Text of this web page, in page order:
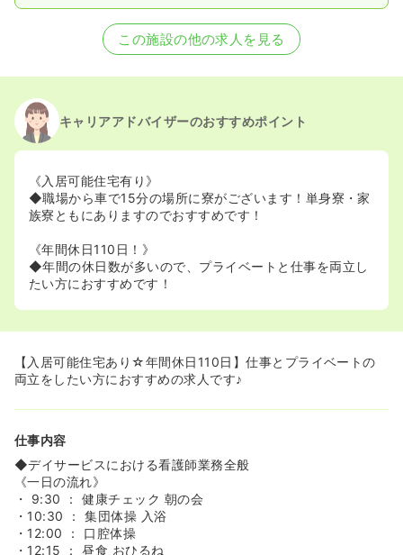
この施設の他の求人を見る
キャリアアドバイザーのおすすめポイント
《入居可能住宅有り》
◆職場から車で15分の場所に寮がございます！単身寮・家
族寮ともにありますのでおすすめです！
《年間休日110日！》
◆年間の休日数が多いので、プライベートと仕事を両立し
たい方におすすめです！
【入居可能住宅あり☆年間休日110日】仕事とプライベートの
両立をしたい方におすすめの求人です♪
仕事内容
◆デイサービスにおける看護師業務全般
《一日の流れ》
・ 9:30 ： 健康チェック 朝の会
・10:30 ： 集団体操 入浴
・12:00 ： 口腔体操
・12:15 ： 昼食 おひるね